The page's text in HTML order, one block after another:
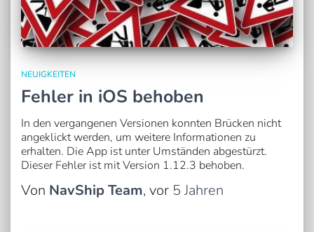
NEUIGKEITEN
Fehler in iOS behoben
In den vergangenen Versionen konnten Brücken nicht
angeklickt werden, um weitere Informationen zu
erhalten. Die App ist unter Umständen abgestürzt.
Dieser Fehler ist mit Version 1.12.3 behoben.
Von NavShip Team, vor 5 Jahren